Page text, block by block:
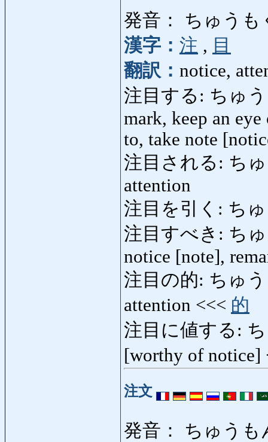
発音： ちゅうも
漢字： 注 , 目
翻訳： notice,
注目する: ちゅう
mark, keep an
to, take note
注目される: ち
attention
注目を引く: ち
注目すべき: ち
notice [note],
注目の的: ちゅ
attention <<< 的
注目に値する:
[worthy of
注文
発音： ちゅうも